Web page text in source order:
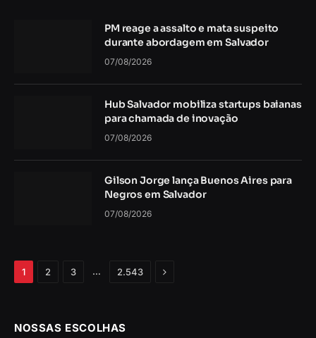
PM reage a assalto e mata suspeito
durante abordagem em Salvador
07/08/2026
Hub Salvador mobiliza startups baianas
para chamada de inovação
07/08/2026
Gilson Jorge lança Buenos Aires para
Negros em Salvador
07/08/2026
1 2 3 … 2.543 Próximo
NOSSAS ESCOLHAS